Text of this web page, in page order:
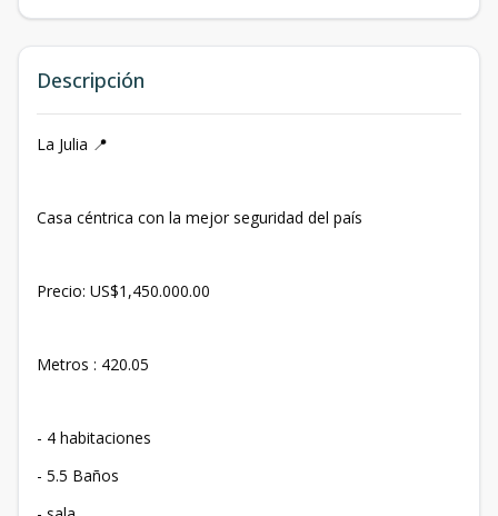
Descripción
La Julia 📍
Casa céntrica con la mejor seguridad del país
Precio: US$1,450.000.00
Metros : 420.05
- 4 habitaciones
- ⁠5.5 Baños